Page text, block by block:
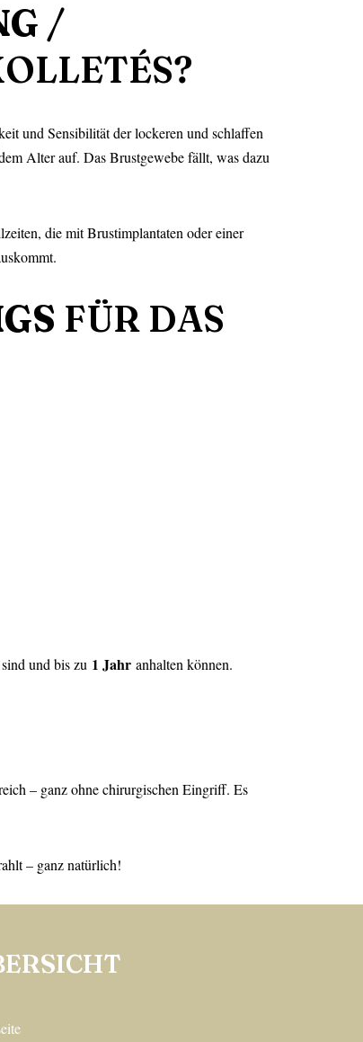
/
und Sensibilität der lockeren und schlaffen
Alter auf. Das Brustgewebe fällt, was dazu
die mit Brustimplantaten oder einer
FÜR DAS
und bis zu 1 Jahr anhalten können.
– ganz ohne chirurgischen Eingriff. Es
– ganz natürlich!